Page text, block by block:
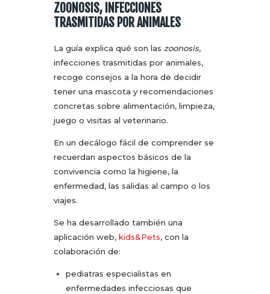
ZOONOSIS, INFECCIONES
TRASMITIDAS POR ANIMALES
La guía explica qué son las zoonosis,
infecciones trasmitidas por animales,
recoge consejos a la hora de decidir
tener una mascota y recomendaciones
concretas sobre alimentación, limpieza,
juego o visitas al veterinario.
En un decálogo fácil de comprender se
recuerdan aspectos básicos de la
convivencia como la higiene, la
enfermedad, las salidas al campo o los
viajes.
Se ha desarrollado también una
aplicación web, kids&Pets, con la
colaboración de:
pediatras especialistas en
enfermedades infecciosas que